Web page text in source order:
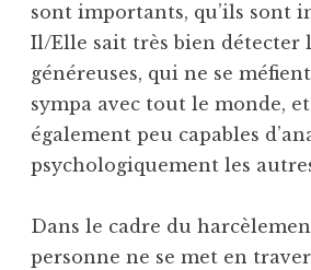
sont importants, qu’ils sont
Il/Elle sait très bien détecter
généreuses, qui ne se
sympa avec tout le monde,
également peu capables
psychologiquement les
Dans le cadre du
personne ne se met en